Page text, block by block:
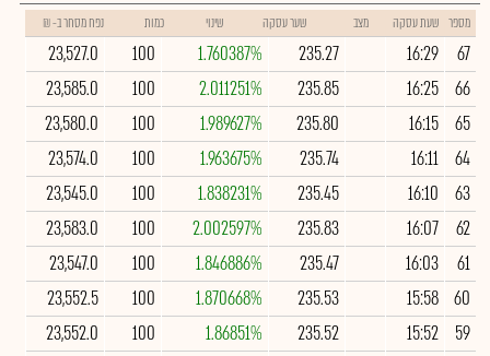
מספר שעת עסקה מצב שער עסקה שינוי כמות נפח מסחר ב- ₪
67
16:29
235.27
1.760387%
100
23,527.0
66
16:25
235.85
2.011251%
100
23,585.0
65
16:15
235.80
1.989627%
100
23,580.0
64
16:11
235.74
1.963675%
100
23,574.0
63
16:10
235.45
1.838231%
100
23,545.0
62
16:07
235.83
2.002597%
100
23,583.0
61
16:03
235.47
1.846886%
100
23,547.0
60
15:58
235.53
1.870668%
100
23,552.5
59
15:52
235.52
1.86851%
100
23,552.0